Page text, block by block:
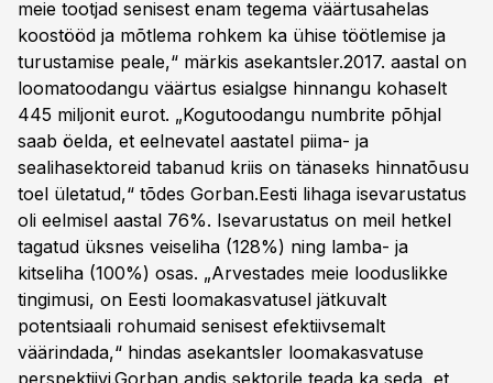
meie tootjad senisest enam tegema väärtusahelas
koostööd ja mõtlema rohkem ka ühise töötlemise ja
turustamise peale,“ märkis asekantsler.2017. aastal on
loomatoodangu väärtus esialgse hinnangu kohaselt
445 miljonit eurot. „Kogutoodangu numbrite põhjal
saab öelda, et eelnevatel aastatel piima- ja
sealihasektoreid tabanud kriis on tänaseks hinnatõusu
toel ületatud,“ tõdes Gorban.Eesti lihaga isevarustatus
oli eelmisel aastal 76%. Isevarustatus on meil hetkel
tagatud üksnes veiseliha (128%) ning lamba- ja
kitseliha (100%) osas. „Arvestades meie looduslikke
tingimusi, on Eesti loomakasvatusel jätkuvalt
potentsiaali rohumaid senisest efektiivsemalt
väärindada,“ hindas asekantsler loomakasvatuse
perspektiivi.Gorban andis sektorile teada ka seda, et